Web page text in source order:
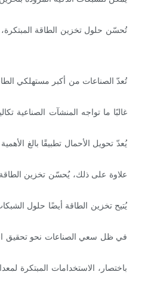
تُحسّن حلول تخزين الطاقة
تُعدّ الصناعات من أكبر مستهلكي
غالبًا ما تواجه المنشآت
يُعدّ تحويل الأحمال تطبيقًا بالغ
علاوة على ذلك، يُحسّن تخزين الطاقة
يُتيح تخزين الطاقة أيضًا حلول
في ظل سعي الصناعات نحو تحقيق
باختصار، الاستخدامات المبتكرة